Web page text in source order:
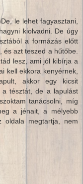
le lehet fagyasztani,
kiolvadni. De úgy
a formázás előtt
azt teszed a hűtőbe.
lesz, ami jól kibírja a
kell ekkora kenyérnek,
akkor egy kicsit
a tésztát, de a lapulást
tanácsolni, míg
a jénait, a mélyebb
oldala megtartja, nem